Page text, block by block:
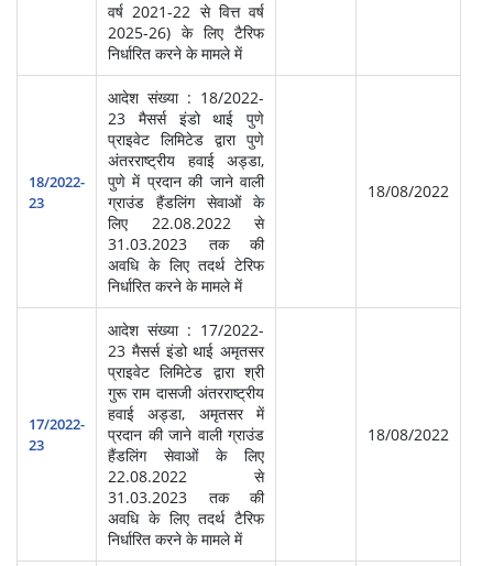
वर्ष 2021-22 से वित्त वर्ष
2025-26) के लिए टैरिफ
निर्धारित करने के मामले में
18/2022-
23
आदेश संख्या : 18/2022-
23 मैसर्स इंडो थाई पुणे
प्राइवेट लिमिटेड द्वारा पुणे
अंतरराष्ट्रीय हवाई अड्डा,
पुणे में प्रदान की जाने वाली
ग्राउंड हैंडलिंग सेवाओं के
लिए 22.08.2022 से
31.03.2023 तक की
अवधि के लिए तदर्थ टेरिफ
निर्धारित करने के मामले में
18/08/2022
17/2022-
23
आदेश संख्या : 17/2022-
23 मैसर्स इंडो थाई अमृतसर
प्राइवेट लिमिटेड द्वारा श्री
गुरू राम दासजी अंतरराष्ट्रीय
हवाई अड्डा, अमृतसर में
प्रदान की जाने वाली ग्राउंड
हैंडलिंग सेवाओं के लिए
22.08.2022 से
31.03.2023 तक की
अवधि के लिए तदर्थ टैरिफ
निर्धारित करने के मामले में
18/08/2022